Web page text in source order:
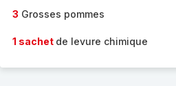
3 Grosses pommes
1 sachet de levure chimique